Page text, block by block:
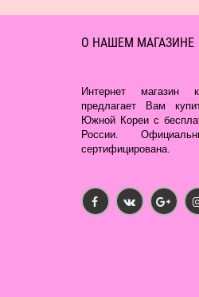
О НАШЕМ МАГАЗИНЕ
Интернет магазин
предлагает Вам
Южной Кореи с
России.
сертифицирована.